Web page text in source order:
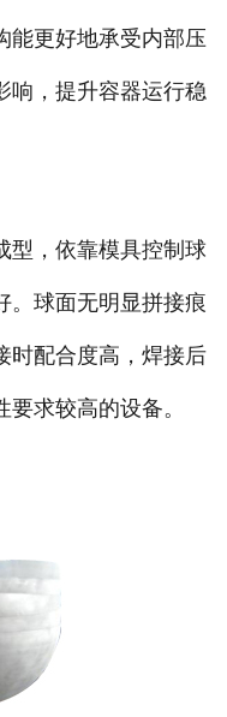
成功案例
视频中心
能更好地承受内部压
响，提升容器运行稳
型，依靠模具控制球
。球面无明显拼接痕
时配合度高，焊接后
求较高的设备。